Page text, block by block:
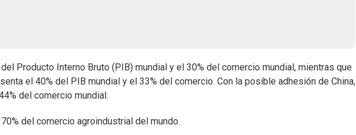
Producto Interno Bruto (PIB) mundial y el 30% del comercio mundial, mientras que
el 40% del PIB mundial y el 33% del comercio. Con la posible adhesión de China,
del comercio mundial.
del comercio agroindustrial del mundo.